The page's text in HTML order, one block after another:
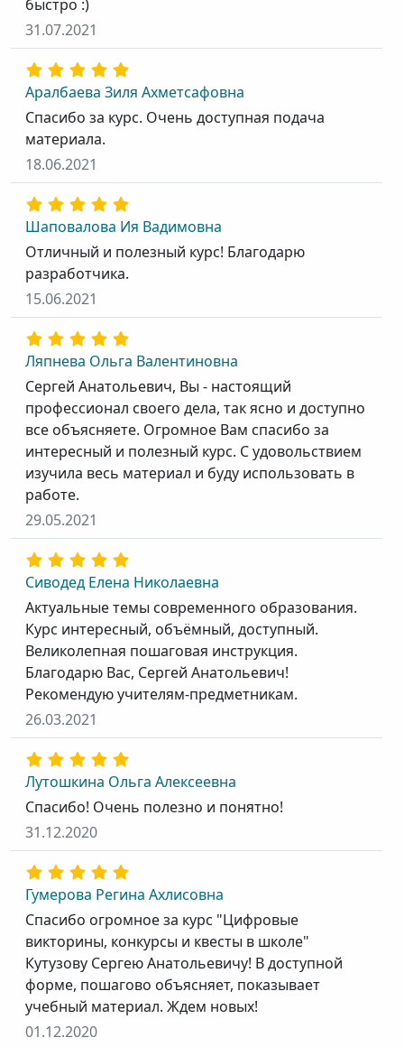
быстро :)
31.07.2021
Аралбаева Зиля Ахметсафовна
Спасибо за курс. Очень доступная подача
материала.
18.06.2021
Шаповалова Ия Вадимовна
Отличный и полезный курс! Благодарю
разработчика.
15.06.2021
Ляпнева Ольга Валентиновна
Сергей Анатольевич, Вы - настоящий
профессионал своего дела, так ясно и доступно
все объясняете. Огромное Вам спасибо за
интересный и полезный курс. С удовольствием
изучила весь материал и буду использовать в
работе.
29.05.2021
Сиводед Елена Николаевна
Актуальные темы современного образования.
Курс интересный, объёмный, доступный.
Великолепная пошаговая инструкция.
Благодарю Вас, Сергей Анатольевич!
Рекомендую учителям-предметникам.
26.03.2021
Лутошкина Ольга Алексеевна
Спасибо! Очень полезно и понятно!
31.12.2020
Гумерова Регина Ахлисовна
Спасибо огромное за курс "Цифровые
викторины, конкурсы и квесты в школе"
Кутузову Сергею Анатольевичу! В доступной
форме, пошагово объясняет, показывает
учебный материал. Ждем новых!
01.12.2020